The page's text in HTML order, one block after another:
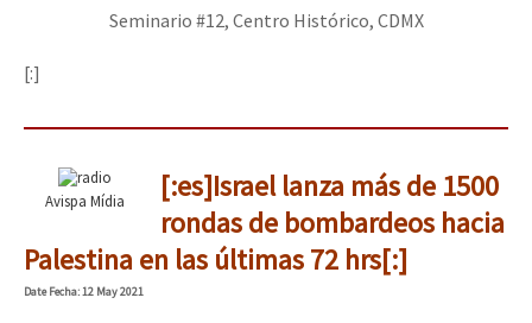
Seminario #12, Centro Histórico, CDMX
[:]
Avispa Mídia
[:es]Israel lanza más de 1500
rondas de bombardeos hacia
Palestina en las últimas 72 hrs[:]
DateFecha: 12 May 2021